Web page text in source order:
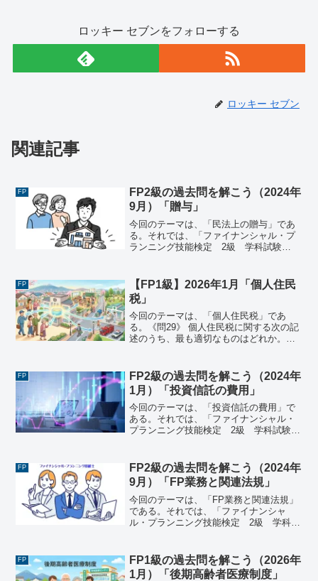
ロッキー セブンをフォローする
ロッキー セブン
関連記事
FP
FP2級の過去問を解こう（2024年
9月）「贈与」
今回のテーマは、「民法上の贈与」であ
る。それでは、「ファイナンシャル・プ
ランニング技能検定 2級 学科試験
ンシャル・プランニング技能検定 2級
学科試験（2024...
FP
【FP1級】2026年1月「個人住民
税」
今回のテーマは、「個人住民税」であ
る。《問29》 個人住民税に関する次の記
述のうち、最も適切なものはどれか。な
人事業主のＡさんが、Ｙ市に所在する事
業所で事業を行って...
FP
FP2級の過去問を解こう（2024年
1月）「投資信託の費用」
今回のテーマは、「投資信託の費用」で
ある。それでは、「ファイナンシャル・
プランニング技能検定 2級 学科試験
ナンシャル・プランニング技能検定 2
級 学科試験（20...
FP
FP2級の過去問を解こう（2024年
9月）「FP業務と関連法規」
今回のテーマは、「FP業務と関連法規」
である。それでは、「ファイナンシャ
ル・プランニング技能検定 2級 学科試
ナンシャル・プランニング技能検定 2
級 学科試験（2...
FP
FP1級の過去問を解こう（2026年
1月）「後期高齢者医療制度」